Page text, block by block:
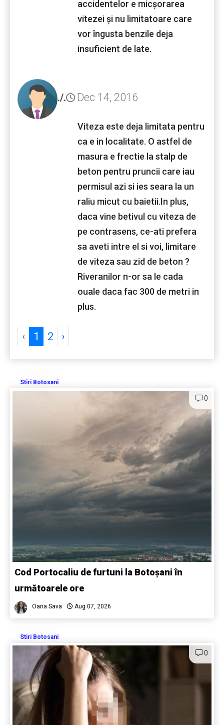
accidentelor e micșorarea
vitezei și nu limitatoare care
vor îngusta benzile deja
insuficient de late.
./. Dec 14, 2016
Viteza este deja limitata pentru
ca e in localitate. O astfel de
masura e frectie la stalp de
beton pentru pruncii care iau
permisul azi si ies seara la un
raliu micut cu baietii.In plus,
daca vine betivul cu viteza de
pe contrasens, ce-ati prefera
sa aveti intre el si voi, limitare
de viteza sau zid de beton ?
Riveranilor n-or sa le cada
ouale daca fac 300 de metri in
plus.
‹ 1 2 ›
Stiri Botosani
0
Cod Portocaliu de furtuni la Botoșani în
următoarele ore
Oana Sava Aug 07, 2026
Stiri Botosani
0